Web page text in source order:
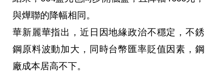
與燁聯的降幅相同。
華新麗華指出，近日因地緣政治不穩定，不銹
鋼原料波動加大，同時台幣匯率貶值因素，鋼
廠成本居高不下。